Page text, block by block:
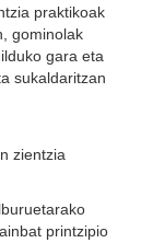
praktikoak
gominolak
gara eta
sukaldaritzan
zientzia
printzipio